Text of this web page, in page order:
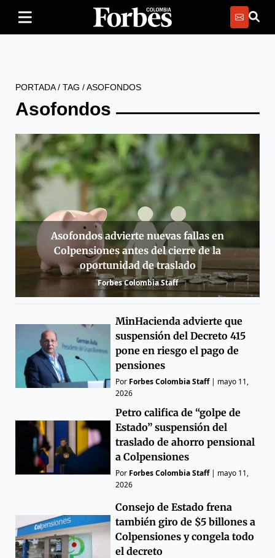
PORTADA/ TAG /ASOFONDOS
Asofondos
Asofondos advierte nuevas fallas en
Colpensiones antes del cierre de la
oportunidad de traslado
Forbes Colombia Staff
MinHacienda advierte que
suspensión del Decreto 415
pone en riesgo el pago de
pensiones
Por Forbes Colombia Staff| mayo 11,
2026
Petro califica de “golpe de
Estado” suspensión del
traslado de ahorro pensional
a Colpensiones
Por Forbes Colombia Staff| mayo 11,
2026
Consejo de Estado frena
también giro de $5 billones a
Colpensiones y congela todo
el decreto